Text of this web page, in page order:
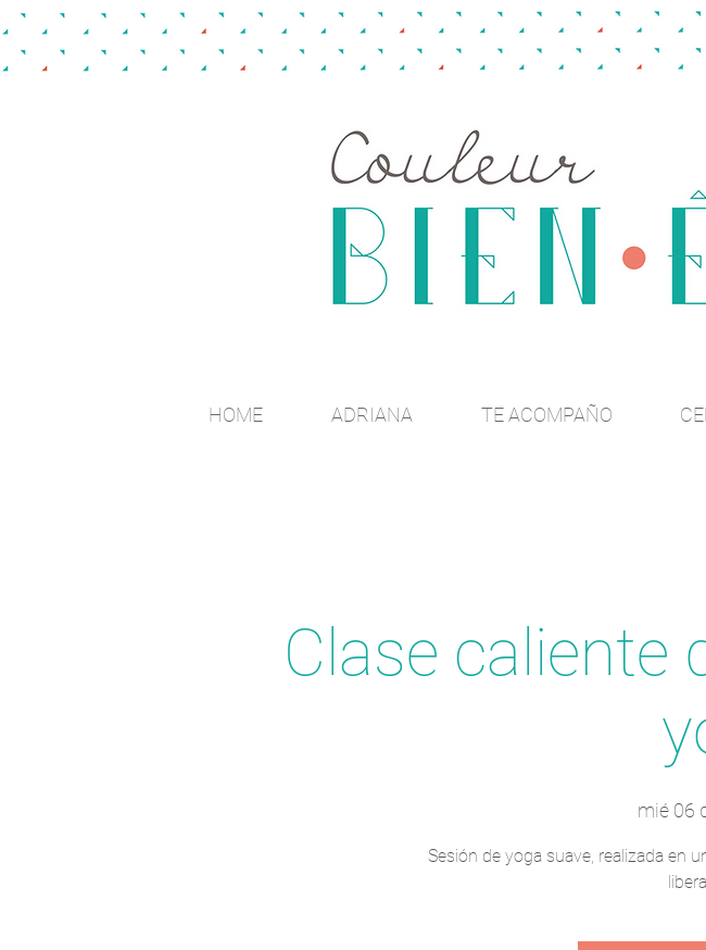
HOME ADRIANA TE ACOMPAÑO
Clase caliente
mié 06
Sesión de yoga suave, realizada en